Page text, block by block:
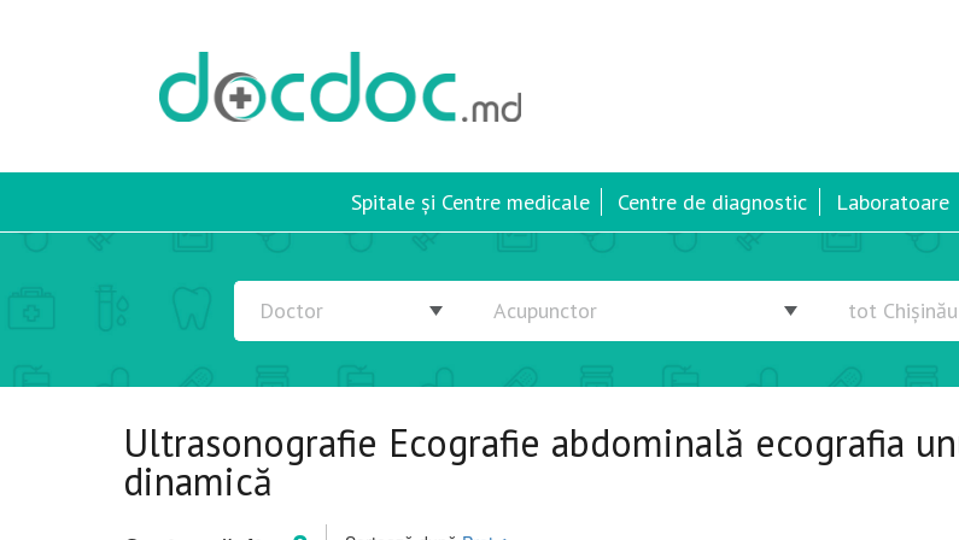
Spitale și Centre medicale Centre de diagnostic Laboratoare
Ultrasonografie Ecografie abdominală ecografia
dinamică